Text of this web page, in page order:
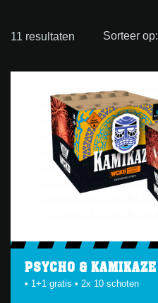
11 resultaten Sorteer op:
PSYCHO & KAMIKAZE
• 1+1 gratis • 2x 10 schoten